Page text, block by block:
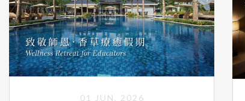
01 JUN, 2026